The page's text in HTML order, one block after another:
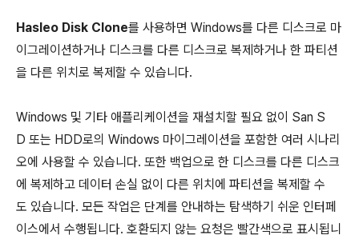
Hasleo Disk Clone를 사용하면 Windows를 다른 디스크로 마
이그레이션하거나 디스크를 다른 디스크로 복제하거나 한 파티션
을 다른 위치로 복제할 수 있습니다.
Windows 및 기타 애플리케이션을 재설치할 필요 없이 San S
D 또는 HDD로의 Windows 마이그레이션을 포함한 여러 시나리
오에 사용할 수 있습니다. 또한 백업으로 한 디스크를 다른 디스크
에 복제하고 데이터 손실 없이 다른 위치에 파티션을 복제할 수
도 있습니다. 모든 작업은 단계를 안내하는 탐색하기 쉬운 인터페
이스에서 수행됩니다. 호환되지 않는 요청은 빨간색으로 표시됩니